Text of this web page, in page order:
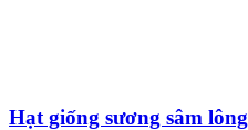
Hạt giống sương sâm lông